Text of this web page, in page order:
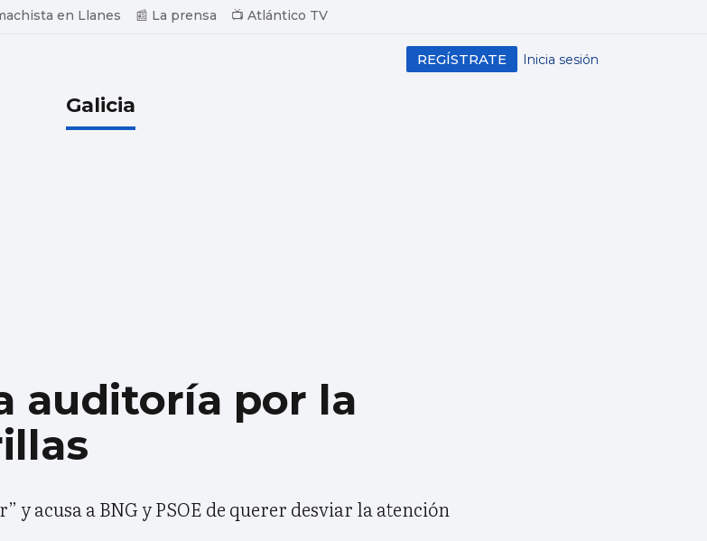
en Llanes 📰 La prensa 📺 Atlántico TV
Inicia sesión
REGÍSTRATE
Galicia
auditoría por la
y acusa a BNG y PSOE de querer desviar la atención